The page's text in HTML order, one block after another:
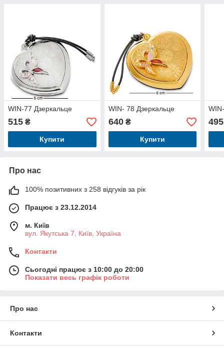
WIN-77 Дзеркальце
515 ₴
Купити
WIN- 78 Дзеркальце
640₴
Купити
495
Про нас
100% позитивних з 258 відгуків за рік
Працює з 23.12.2014
м. Київ
вул. Якутська 7, Київ, Україна
Контакти
Сьогодні працює з 10:00 до 20:00
Показати весь графік роботи
Про нас
Контакти